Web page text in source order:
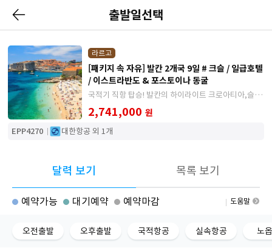
출발일선택
라르고
[패키지 속 자유] 발칸 2개국 9일 # 크슬 / 일급호텔
/ 이스트라반도 & 포스토이나 동굴
국적기 직항 탑승! 발칸의 하이라이트 크로아티아,슬로
베니아만 찬찬히 보는 일정
2,741,000 원
EPP4270 대한항공 외 1개
달력 보기 목록 보기
예약가능 대기예약 예약마감 도움말
오전출발 오후출발 국적항공 실속항공 노